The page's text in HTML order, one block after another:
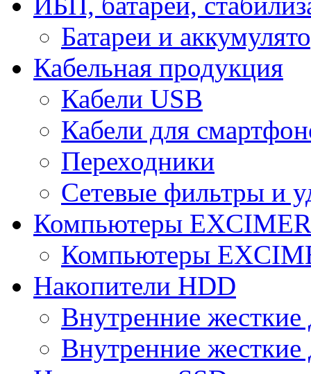
Батареи и
Кабельная продукция
Кабели USB
Кабели для
Переходники
Сетевые фильтры и
Компьютеры
Компьютеры
Накопители HDD
Внутренние
Внутренние